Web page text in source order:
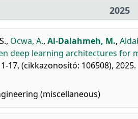
2025
, Ocwa, A., Al-Dalahmeh, M.,
deep learning architectures for
17, (cikkazonosító: 106508), 2025.
(miscellaneous)